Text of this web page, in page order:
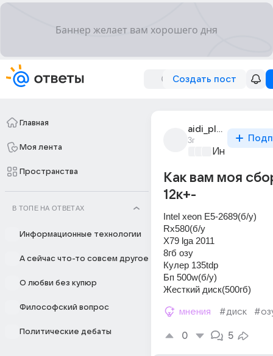
Создать пост
Главная
Моя лента
Пространства
В ТОПЕ НА ОТВЕТАХ
Информационные технологии
А сейчас что-то совсем другое
О любви без купюр
Философский вопрос
Политические дебаты
aidi_play
3г
Как вам моя
12к+-
Intel xeon E5-2689(б/у)
Rx580(б/y
X79 lga 2011
8гб озу
Кулер 135tdp
Бп 500w(б/у)
Жесткий диск(500гб)
мнения #диск
0 5